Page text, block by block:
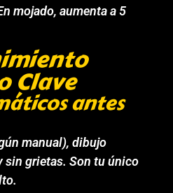
mojado, aumenta a 5
Clave
antes
manual), dibujo
sin grietas. Son tu único